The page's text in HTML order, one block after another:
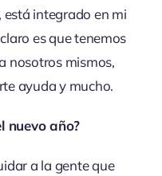
está integrado en mi
es que tenemos
nosotros mismos,
ayuda y mucho.
nuevo año?
a la gente que